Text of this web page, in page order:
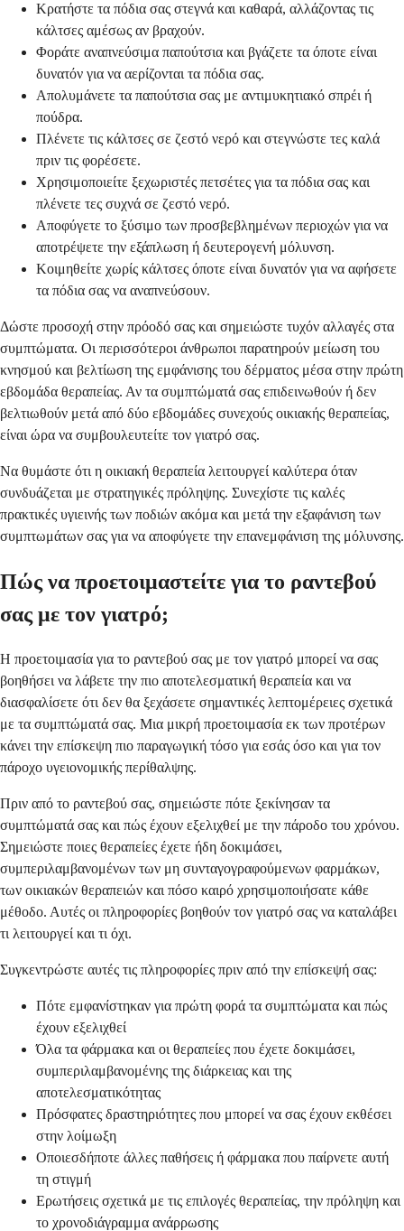
Κρατήστε τα πόδια σας στεγνά και καθαρά, αλλάζοντας τις
κάλτσες αμέσως αν βραχούν.
Φοράτε αναπνεύσιμα παπούτσια και βγάζετε τα όποτε είναι
δυνατόν για να αερίζονται τα πόδια σας.
Απολυμάνετε τα παπούτσια σας με αντιμυκητιακό σπρέι ή
πούδρα.
Πλένετε τις κάλτσες σε ζεστό νερό και στεγνώστε τες καλά
πριν τις φορέσετε.
Χρησιμοποιείτε ξεχωριστές πετσέτες για τα πόδια σας και
πλένετε τες συχνά σε ζεστό νερό.
Αποφύγετε το ξύσιμο των προσβεβλημένων περιοχών για να
αποτρέψετε την εξάπλωση ή δευτερογενή μόλυνση.
Κοιμηθείτε χωρίς κάλτσες όποτε είναι δυνατόν για να αφήσετε
τα πόδια σας να αναπνεύσουν.
Δώστε προσοχή στην πρόοδό σας και σημειώστε τυχόν αλλαγές στα
συμπτώματα. Οι περισσότεροι άνθρωποι παρατηρούν μείωση του
κνησμού και βελτίωση της εμφάνισης του δέρματος μέσα στην πρώτη
εβδομάδα θεραπείας. Αν τα συμπτώματά σας επιδεινωθούν ή δεν
βελτιωθούν μετά από δύο εβδομάδες συνεχούς οικιακής θεραπείας,
είναι ώρα να συμβουλευτείτε τον γιατρό σας.
Να θυμάστε ότι η οικιακή θεραπεία λειτουργεί καλύτερα όταν
συνδυάζεται με στρατηγικές πρόληψης. Συνεχίστε τις καλές
πρακτικές υγιεινής των ποδιών ακόμα και μετά την εξαφάνιση των
συμπτωμάτων σας για να αποφύγετε την επανεμφάνιση της μόλυνσης.
Πώς να προετοιμαστείτε για το ραντεβού
σας με τον γιατρό;
Η προετοιμασία για το ραντεβού σας με τον γιατρό μπορεί να σας
βοηθήσει να λάβετε την πιο αποτελεσματική θεραπεία και να
διασφαλίσετε ότι δεν θα ξεχάσετε σημαντικές λεπτομέρειες σχετικά
με τα συμπτώματά σας. Μια μικρή προετοιμασία εκ των προτέρων
κάνει την επίσκεψη πιο παραγωγική τόσο για εσάς όσο και για τον
πάροχο υγειονομικής περίθαλψης.
Πριν από το ραντεβού σας, σημειώστε πότε ξεκίνησαν τα
συμπτώματά σας και πώς έχουν εξελιχθεί με την πάροδο του χρόνου.
Σημειώστε ποιες θεραπείες έχετε ήδη δοκιμάσει,
συμπεριλαμβανομένων των μη συνταγογραφούμενων φαρμάκων,
των οικιακών θεραπειών και πόσο καιρό χρησιμοποιήσατε κάθε
μέθοδο. Αυτές οι πληροφορίες βοηθούν τον γιατρό σας να καταλάβει
τι λειτουργεί και τι όχι.
Συγκεντρώστε αυτές τις πληροφορίες πριν από την επίσκεψή σας:
Πότε εμφανίστηκαν για πρώτη φορά τα συμπτώματα και πώς
έχουν εξελιχθεί
Όλα τα φάρμακα και οι θεραπείες που έχετε δοκιμάσει,
συμπεριλαμβανομένης της διάρκειας και της
αποτελεσματικότητας
Πρόσφατες δραστηριότητες που μπορεί να σας έχουν εκθέσει
στην λοίμωξη
Οποιεσδήποτε άλλες παθήσεις ή φάρμακα που παίρνετε αυτή
τη στιγμή
Ερωτήσεις σχετικά με τις επιλογές θεραπείας, την πρόληψη και
το χρονοδιάγραμμα ανάρρωσης